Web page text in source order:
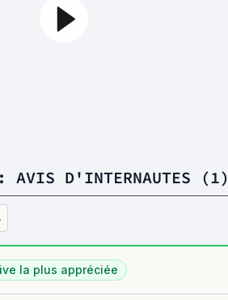
AVIS D'INTERNAUTES (1)
la plus appréciée